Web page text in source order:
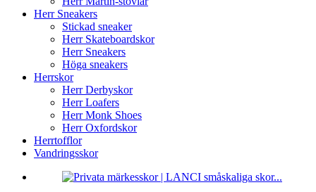
Herr Sneakers
Stickad sneaker
Herr Skateboardskor
Herr Sneakers
Höga sneakers
Herrskor
Herr Derbyskor
Herr Loafers
Herr Monk Shoes
Herr Oxfordskor
Herrtofflor
Vandringsskor